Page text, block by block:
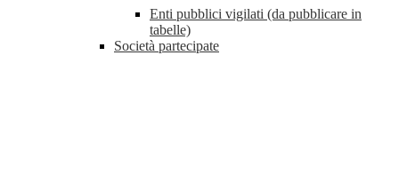
Enti pubblici vigilati (da pubblicare in
tabelle)
Società partecipate